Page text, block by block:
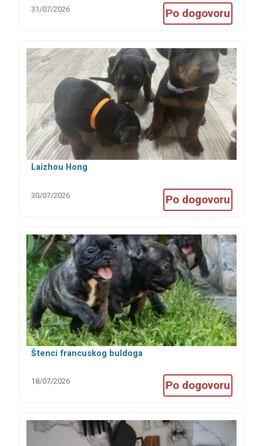
31/07/2026 Po dogovoru
Laizhou Hong
30/07/2026 Po dogovoru
Štenci francuskog buldoga
18/07/2026 Po dogovoru